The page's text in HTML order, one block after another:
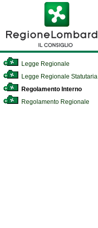
Legge Regionale
Legge Regionale Statutaria
Regolamento Interno
Regolamento Regionale